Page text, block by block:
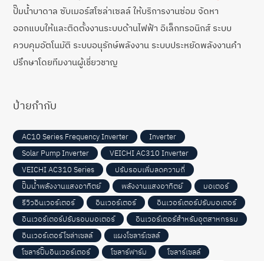
ปั๊มน้ำบาดาล ซับเมอร์สโซล่าเซลล์ ให้บริการงานซ่อม จัดหา
ออกแบบให้และติดตั้งงานระบบด้านไฟฟ้า อิเล็กทรอนิกส์ ระบบ
ควบคุมอัตโนมัติ ระบบอนุรักษ์พลังงาน ระบบประหยัดพลังงานคำ
ปรึกษาโดยทีมงานผู้เชี่ยวชาญ
ป้ายกำกับ
AC10 Series Frequency Inverter
Inverter
Solar Pump Inverter
VEICHI AC310 Inverter
VEICHI AC310 Series
ปรับรอบเพิ่มลดความถี่
ปั๊มน้ำพลังงานแสงอาทิตย์
พลังงานแสงอาทิตย์
มอเตอร์
รีวิวอินเวอร์เตอร์
อินเวอร์เตอร์
อินเวอร์เตอร์ปรับมอเตอร์
อินเวอร์เตอร์ปรับรอบมอเตอร์
อินเวอร์เตอร์สำหรับอุตสาหกรรม
อินเวอร์เตอร์โซล่าเซลล์
แผงโซลาร์เซลล์
โซลาร์ปั๊มอินเวอร์เตอร์
โซลาร์ฟาร์ม
โซลาร์เซลล์